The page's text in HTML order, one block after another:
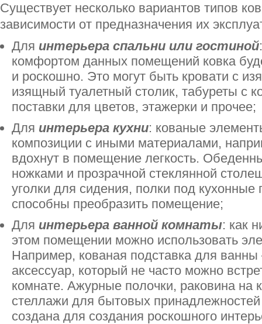
Существует несколько вариантов типов
зависимости от предназначения их
Для интерьера спальни или гостиной
комфортом данных помещений ковка
и роскошно. Это могут быть кровати с
изящный туалетный столик, табуреты с
поставки для цветов, этажерки и прочее;
Для интерьера кухни: кованые
композиции с иными материалами,
вдохнут в помещение легкость.
ножками и прозрачной стеклянной
уголки для сидения, полки под кухонные
способны преобразить помещение;
Для интерьера ванной комнаты: как
этом помещении можно использовать
Например, кованая подставка для
аксессуар, который не часто можно
комнате. Ажурные полочки, раковина на
стеллажи для бытовых
создана для создания роскошного